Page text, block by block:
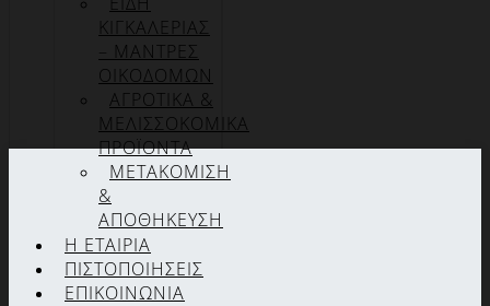
ΚΙΓΚΑΛΕΡΙΑΣ
– ΜΑΝΤΡΕΣ
ΟΙΚΟΔΟΜΩΝ
ΑΓΡΟΤΙΚΑ &
ΜΕΛΙΣΣΟΚΟΜΙΚΑ
ΠΡΟΪΟΝΤΑ
ΜΕΤΑΚΟΜΙΣΗ
&
ΑΠΟΘΗΚΕΥΣΗ
Η ΕΤΑΙΡΊΑ
ΠΙΣΤΟΠΟΙΉΣΕΙΣ
ΕΠΙΚΟΙΝΩΝΊΑ